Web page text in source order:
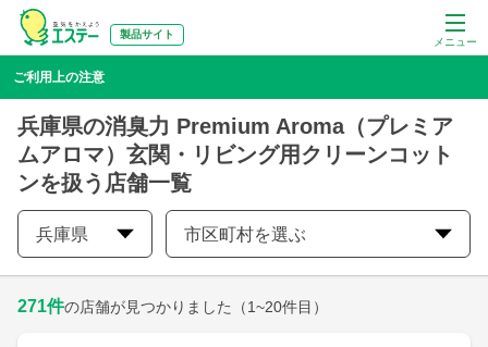
メニュー
製品サイト
ご利用上の注意
兵庫県の消臭力 Premium Aroma（プレミア
ムアロマ）玄関・リビング用クリーンコット
ンを扱う店舗一覧
兵庫県 市区町村を選ぶ
271件の店舗が見つかりました （1~20件目）